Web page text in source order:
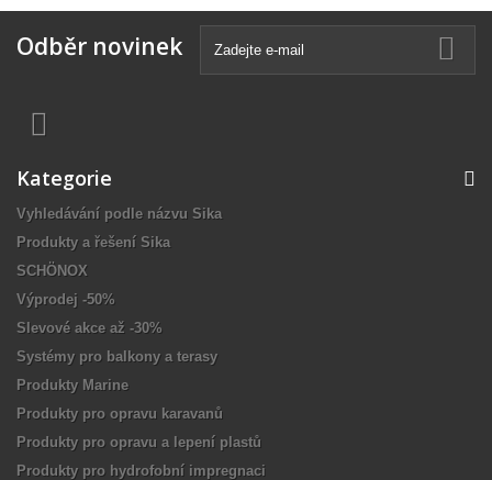
Odběr novinek
Kategorie
Vyhledávání podle názvu Sika
Produkty a řešení Sika
SCHÖNOX
Výprodej -50%
Slevové akce až -30%
Systémy pro balkony a terasy
Produkty Marine
Produkty pro opravu karavanů
Produkty pro opravu a lepení plastů
Produkty pro hydrofobní impregnaci